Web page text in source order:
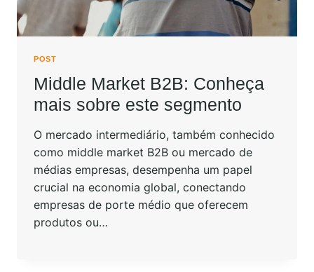
POST
Middle Market B2B: Conheça
mais sobre este segmento
O mercado intermediário, também conhecido
como middle market B2B ou mercado de
médias empresas, desempenha um papel
crucial na economia global, conectando
empresas de porte médio que oferecem
produtos ou…